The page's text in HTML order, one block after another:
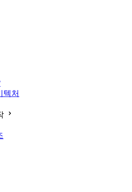
텍처